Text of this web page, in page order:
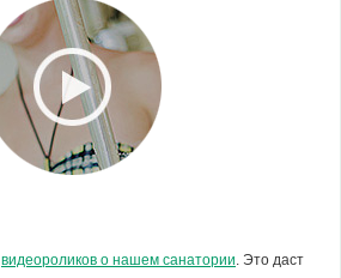
видеороликов о нашем санатории. Это даст